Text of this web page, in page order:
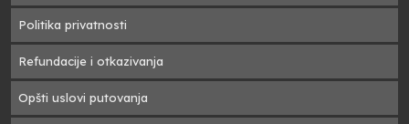
Politika privatnosti
Refundacije i otkazivanja
Opšti uslovi putovanja